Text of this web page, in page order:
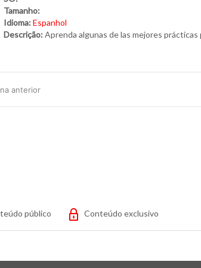
Tamanho:
Idioma: Espanhol
Descrição: Aprenda algunas de las mejores
anterior
público Conteúdo exclusivo